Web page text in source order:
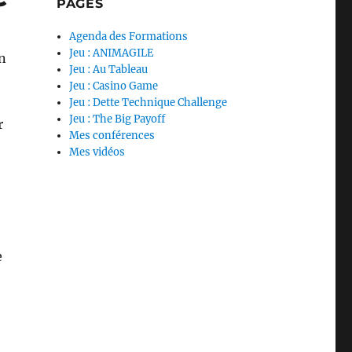
PAGES
Agenda des Formations
Jeu : ANIMAGILE
Jeu : Au Tableau
Jeu : Casino Game
Jeu : Dette Technique Challenge
Jeu : The Big Payoff
Mes conférences
Mes vidéos